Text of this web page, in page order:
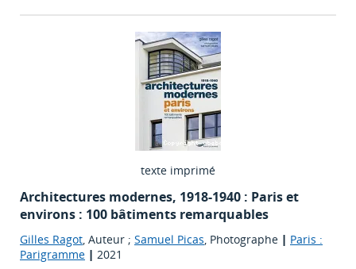
texte imprimé
Architectures modernes, 1918-1940 : Paris et
environs : 100 bâtiments remarquables
Gilles Ragot, Auteur ; Samuel Picas, Photographe | Paris :
Parigramme | 2021